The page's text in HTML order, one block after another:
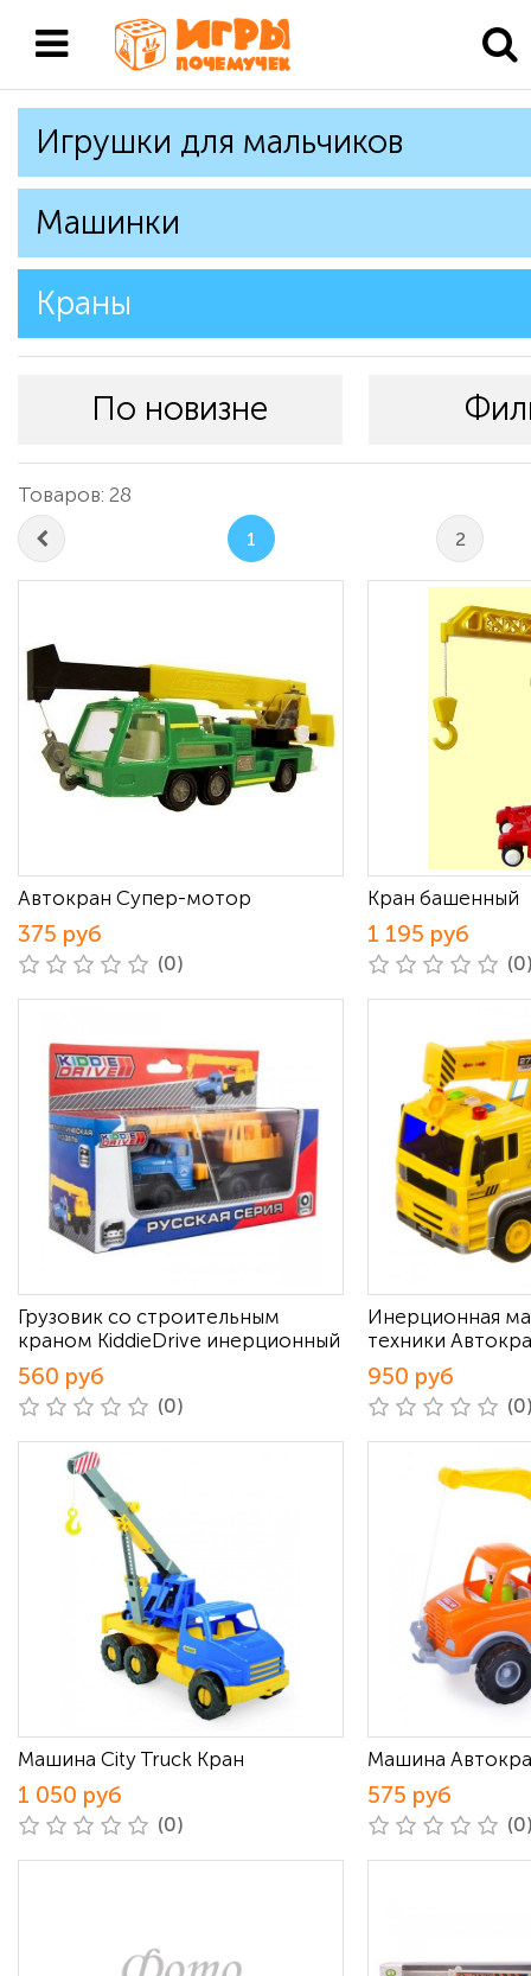
Игрушки для мальчиков
Машинки
Краны
По новизне
Товаров: 28
1 2
Автокран Супер-мотор
375 руб
(0)
Кран башенный
1 195 руб
Грузовик со строительным
краном KiddieDrive инерционный
560 руб
(0)
Инерционная
техники
950 руб
Машина City Truck Кран
1 050 руб
(0)
Машина
575 руб